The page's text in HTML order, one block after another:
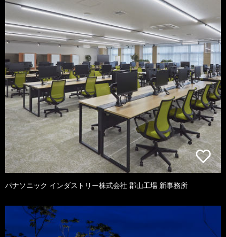
パナソニック インダストリー株式会社 郡山工場 新事務所